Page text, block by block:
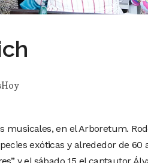
en el Arboretum.
exóticas y alrededor de